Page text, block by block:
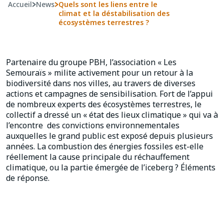
Accueil>News>Quels sont les liens entre le
climat et la déstabilisation des
écosystèmes terrestres ?
Partenaire du groupe PBH, l’association « Les
Semouraïs » milite activement pour un retour à la
biodiversité dans nos villes, au travers de diverses
actions et campagnes de sensibilisation. Fort de l’appui
de nombreux experts des écosystèmes terrestres, le
collectif a dressé un « état des lieux climatique » qui va à
l’encontre des convictions environnementales
auxquelles le grand public est exposé depuis plusieurs
années. La combustion des énergies fossiles est-elle
réellement la cause principale du réchauffement
climatique, ou la partie émergée de l’iceberg ? Éléments
de réponse.